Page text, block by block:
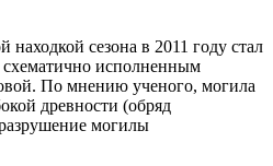
находкой сезона в 2011 году стал
исполненным
По мнению ученого, могила
древности (обряд
могилы